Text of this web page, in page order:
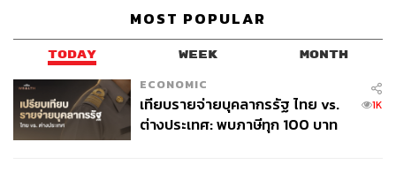
MOST POPULAR
TODAY WEEK MONTH
ECONOMIC
เทียบรายจ่ายบุคลากรรัฐ ไทย vs.
ต่างประเทศ: พบภาษีทุก 100 บาท
1K